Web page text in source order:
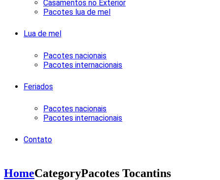
Casamentos no Exterior
Pacotes lua de mel
Lua de mel
Pacotes nacionais
Pacotes internacionais
Feriados
Pacotes nacionais
Pacotes internacionais
Contato
HomeCategoryPacotes Tocantins